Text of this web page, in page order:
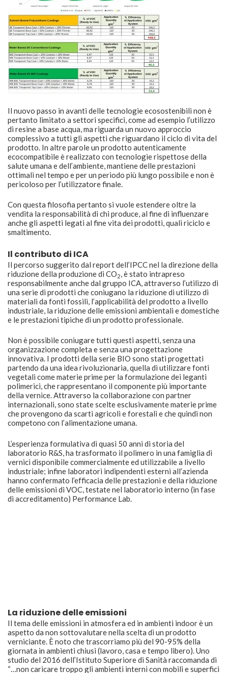
Il nuovo passo in avanti delle tecnologie ecosostenibili non è
pertanto limitato a settori specifici, come ad esempio l’utilizzo
di resine a base acqua, ma riguarda un nuovo approccio
complessivo a tutti gli aspetti che riguardano il ciclo di vita del
prodotto. In altre parole un prodotto autenticamente
ecocompatibile è realizzato con tecnologie rispettose della
salute umana e dell’ambiente, mantiene delle prestazioni
ottimali nel tempo e per un periodo più lungo possibile e non è
pericoloso per l’utilizzatore finale.
Con questa filosofia pertanto si vuole estendere oltre la
vendita la responsabilità di chi produce, al fine di influenzare
anche gli aspetti legati al fine vita dei prodotti, quali riciclo e
smaltimento.
Il contributo di ICA
Il percorso suggerito dal report dell’IPCC nel la direzione della
riduzione della produzione di CO2, è stato intrapreso
responsabilmente anche dal gruppo ICA, attraverso l’utilizzo di
una serie di prodotti che coniugano la riduzione di utilizzo di
materiali da fonti fossili, l’applicabilità del prodotto a livello
industriale, la riduzione delle emissioni ambientali e domestiche
e le prestazioni tipiche di un prodotto professionale.
Non è possibile coniugare tutti questi aspetti, senza una
organizzazione completa e senza una progettazione
innovativa. I prodotti della serie BIO sono stati progettati
partendo da una idea rivoluzionaria, quella di utilizzare fonti
vegetali come materie prime per la formulazione dei leganti
polimerici, che rappresentano il componente più importante
della vernice. Attraverso la collaborazione con partner
internazionali, sono state scelte esclusivamente materie prime
che provengono da scarti agricoli e forestali e che quindi non
competono con l’alimentazione umana.
L’esperienza formulativa di quasi 50 anni di storia del
laboratorio R&S, ha trasformato il polimero in una famiglia di
vernici disponibile commercialmente ed utilizzabile a livello
industriale; infine laboratori indipendenti esterni all’azienda
hanno confermato l’efficacia delle prestazioni e della riduzione
delle emissioni di VOC, testate nel laboratorio interno (in fase
di accreditamento) Performance Lab.
verniciate e comunque sia di scegliere vernici “low VOC” e cioè
a basso contenuto di composti organici volatili”.